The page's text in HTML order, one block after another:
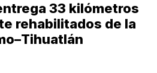
33 kilómetros
rehabilitados de la